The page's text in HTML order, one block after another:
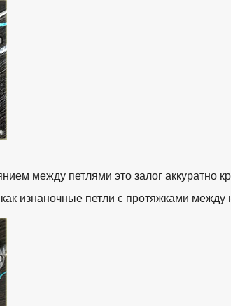
между петлями это залог аккуратно
изнаночные петли с протяжками между